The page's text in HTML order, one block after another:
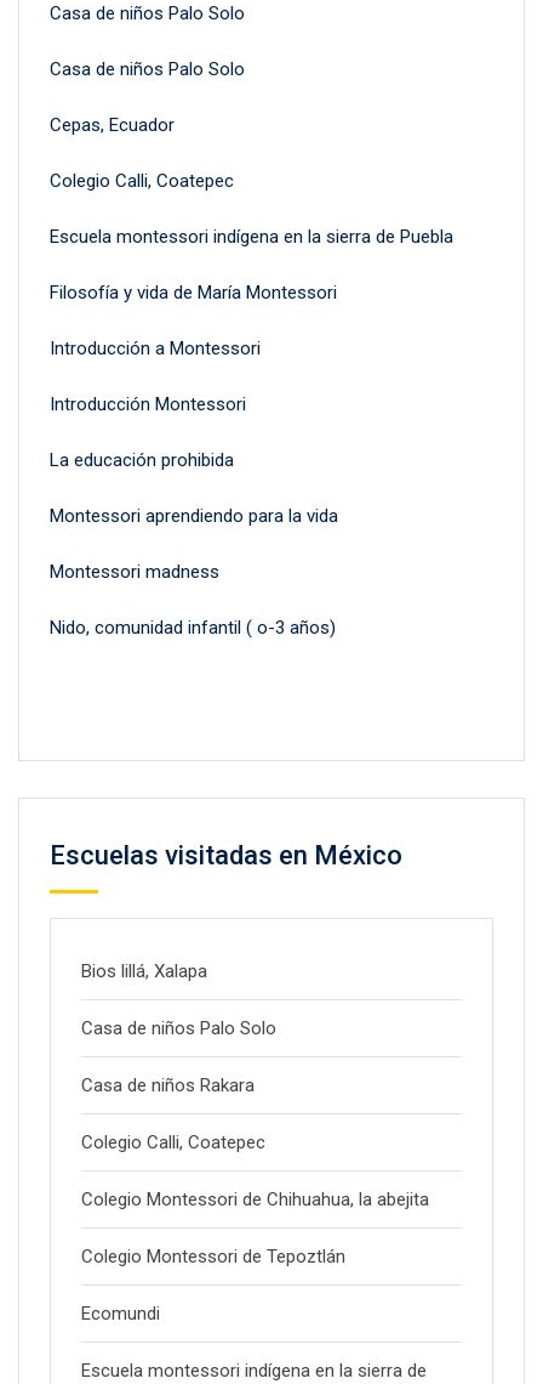
Casa de niños Palo Solo
Casa de niños Palo Solo
Cepas, Ecuador
Colegio Calli, Coatepec
Escuela montessori indígena en la sierra de Puebla
Filosofía y vida de María Montessori
Introducción a Montessori
Introducción Montessori
La educación prohibida
Montessori aprendiendo para la vida
Montessori madness
Nido, comunidad infantil ( o-3 años)
Escuelas visitadas en México
Bios lillá, Xalapa
Casa de niños Palo Solo
Casa de niños Rakara
Colegio Calli, Coatepec
Colegio Montessori de Chihuahua, la abejita
Colegio Montessori de Tepoztlán
Ecomundi
Escuela montessori indígena en la sierra de